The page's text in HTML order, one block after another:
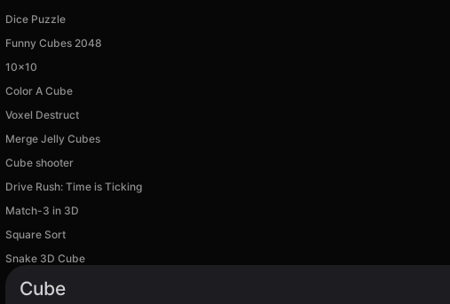
Dice Puzzle
Funny Cubes 2048
10x10
Color A Cube
Voxel Destruct
Merge Jelly Cubes
Cube shooter
Drive Rush: Time is Ticking
Match-3 in 3D
Square Sort
Snake 3D Cube
Cube